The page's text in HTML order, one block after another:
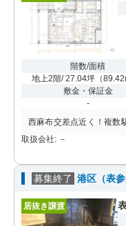
階数/面積
地上2階/ 27.04坪 （
敷金・保証金
-
西麻布交差点近く！複数
取扱会社: －
募集終了 港区（表
居抜き譲渡